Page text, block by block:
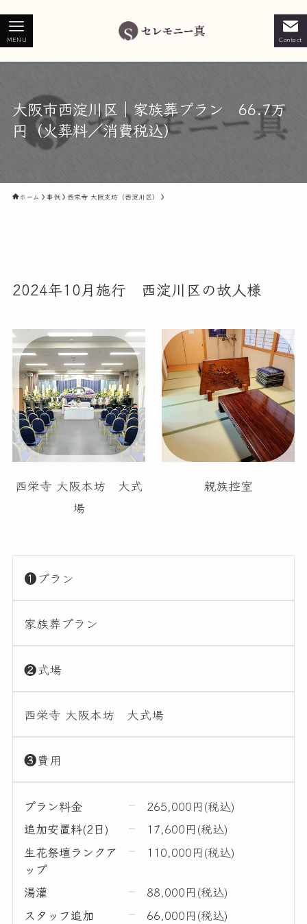
Contact
MENU
大阪市西淀川区｜家族葬プラン 66.7万
円（火葬料／消費税込）
ホーム 事例 西栄寺 大阪支坊（西淀川区）
2024年10月施行 西淀川区の故人様
西栄寺 大阪本坊 大式
場
親族控室
❶プラン
家族葬プラン
❷式場
西栄寺 大阪本坊 大式場
❸費用
プラン料金
265,000円(税込)
追加安置料(2日)
17,600円(税込)
生花祭壇ランクア
ップ
110,000円(税込)
湯灌
88,000円(税込)
スタッフ追加
66,000円(税込)